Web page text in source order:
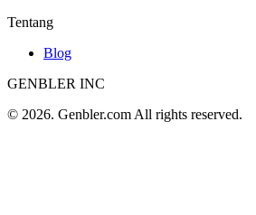
Tentang
Blog
GENBLER INC
© 2026. Genbler.com All rights reserved.